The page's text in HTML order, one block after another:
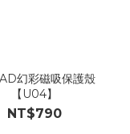
幻彩磁吸保護殼
【U04】
NT$790